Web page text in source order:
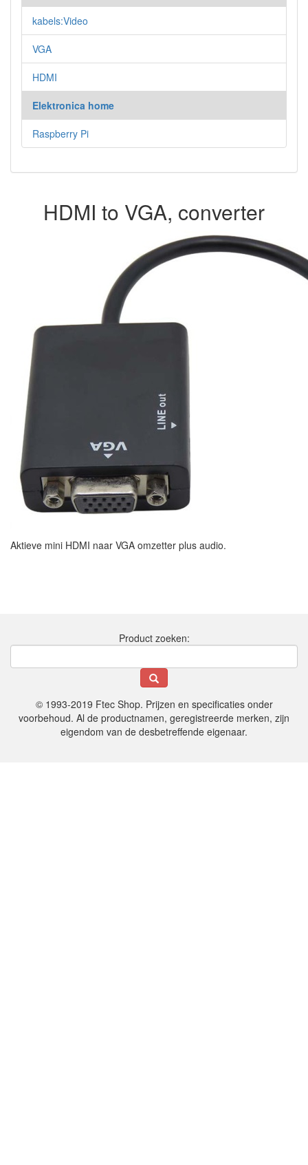
kabels:Video
VGA
HDMI
Elektronica home
Raspberry Pi
HDMI to VGA, converter
Aktieve mini HDMI naar VGA omzetter plus audio.
Product zoeken:
© 1993-2019 Ftec Shop. Prijzen en specificaties onder
voorbehoud. Al de productnamen, geregistreerde merken, zijn
eigendom van de desbetreffende eigenaar.